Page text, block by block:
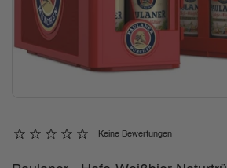
Keine Bewertungen